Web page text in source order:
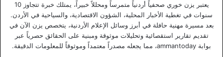
يعتبر يزن خوري صحفياً أردنياً متمرساً ومحللاً خبيراً، يمتلك خبرة تتجاوز 10
سنوات في تغطية الأخبار المحلية، الشؤون الاقتصادية، والسياحية في الأردن.
بعد مسيرة مهنية حافلة في أبرز وسائل الإعلام الأردنية، يتخصص يزن الآن في
تقديم تقارير استقصائية وتحليلات موثوقة ومبنية على الحقائق حصرياً عبر
بوابة ammantoday، مما يجعله مصدراً معتمداً وموثوقاً للمعلومات الدقيقة.